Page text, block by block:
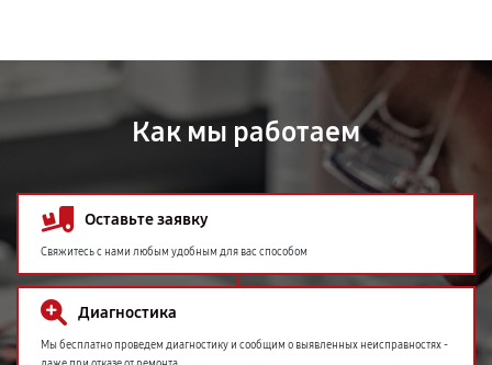
Как мы работаем
Оставьте заявку
Свяжитесь с нами любым удобным для вас способом
Диагностика
Мы бесплатно проведем диагностику и сообщим о выявленных неисправностях -